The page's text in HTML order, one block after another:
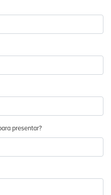
presentar?